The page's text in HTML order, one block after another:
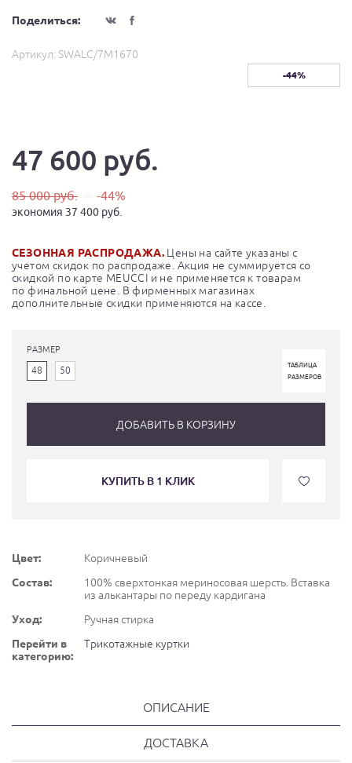
Поделиться:
Артикул: SWALC/7M1670
-44%
47 600 руб.
85 000 руб. -44%
экономия 37 400 руб.
СЕЗОННАЯ РАСПРОДАЖА. Цены на сайте указаны с
учетом скидок по распродаже. Акция не суммируется со
скидкой по карте MEUCCI и не применяется к товарам
по финальной цене. В фирменных магазинах
дополнительные скидки применяются на кассе.
РАЗМЕР
48 50
ТАБЛИЦА
РАЗМЕРОВ
ДОБАВИТЬ В КОРЗИНУ
КУПИТЬ В 1 КЛИК
Цвет:
Коричневый
Состав:
100% сверхтонкая мериносовая шерсть. Вставка
из алькантары по переду кардигана
Уход:
Ручная стирка
Перейти в
категорию:
Трикотажные куртки
ОПИСАНИЕ
ДОСТАВКА